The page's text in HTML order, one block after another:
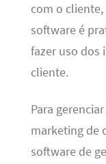
com o cliente,
software é
fazer uso dos
cliente.
Para
marketing de
software de